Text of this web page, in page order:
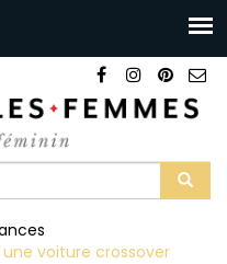
voiture crossover